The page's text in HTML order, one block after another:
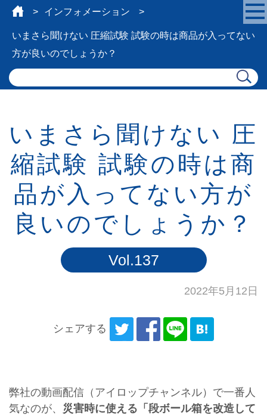
インフォメーション
いまさら聞けない 圧縮試験 試験の時は商品が入ってない
方が良いのでしょうか？
いまさら聞けない 圧
縮試験 試験の時は商
品が入ってない方が
良いのでしょうか？
Vol.137
2022年5月12日
シェアする
弊社の動画配信（アイロップチャンネル）で一番人
気なのが、 災害時に使える「段ボール箱を改造して